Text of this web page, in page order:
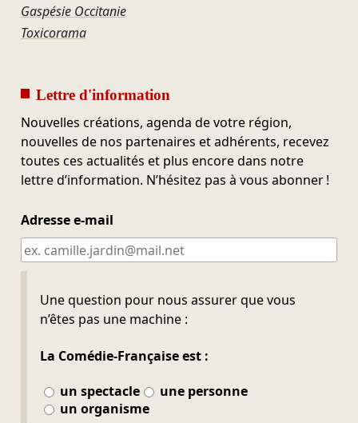
Gaspésie Occitanie
Toxicorama
Lettre d'information
Nouvelles créations, agenda de votre région,
nouvelles de nos partenaires et adhérents, recevez
toutes ces actualités et plus encore dans notre
lettre d’information. N’hésitez pas à vous abonner !
Adresse e-mail
Une question pour nous assurer que vous
n’êtes pas une machine :
La Comédie-Française est :
un spectacle
une personne
un organisme
Ne pas remplir